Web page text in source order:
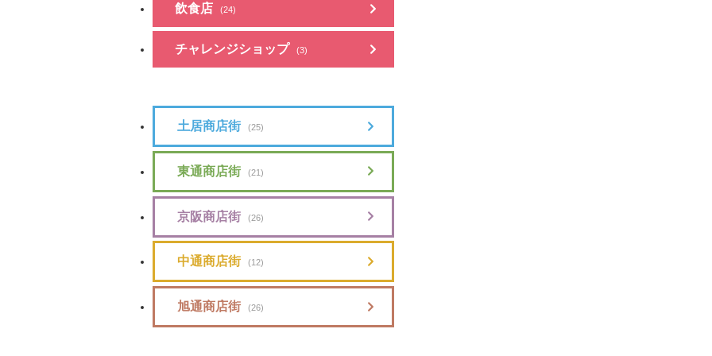
飲食店 (24)
チャレンジショップ (3)
土居商店街 (25)
東通商店街 (21)
京阪商店街 (26)
中通商店街 (12)
旭通商店街 (26)